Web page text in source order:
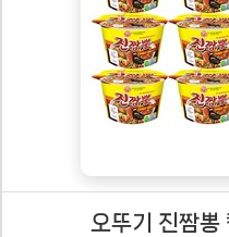
오뚜기 진짬뽕